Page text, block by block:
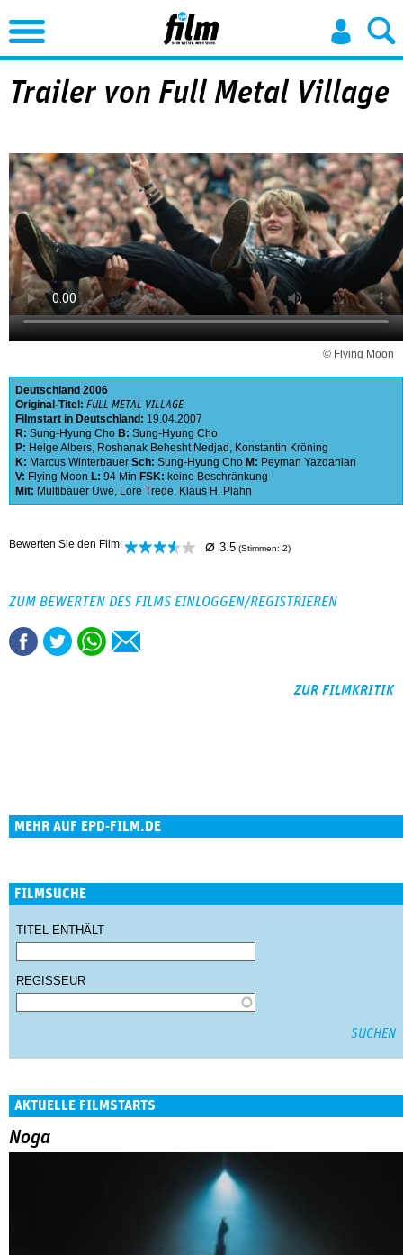
Jump to Navigation
Trailer von Full Metal Village
© Flying Moon
Deutschland 2006
Original-Titel: FULL METAL VILLAGE
Filmstart in Deutschland: 19.04.2007
R: Sung-Hyung Cho B: Sung-Hyung Cho
P: Helge Albers, Roshanak Behesht Nedjad , Konstantin Kröning
K: Marcus Winterbauer Sch: Sung-Hyung Cho M: Peyman Yazdanian
V: Flying Moon L: 94 Min FSK: keine Beschränkung
Mit: Multibauer Uwe, Lore Trede, Klaus H. Plähn
Bewerten Sie den Film: ⌀ 3.5 (Stimmen: 2)
ZUM BEWERTEN DES FILMS EINLOGGEN/REGISTRIEREN
ZUR FILMKRITIK
MEHR AUF EPD-FILM.DE
FILMSUCHE
TITEL ENTHÄLT
REGISSEUR
AKTUELLE FILMSTARTS
Noga